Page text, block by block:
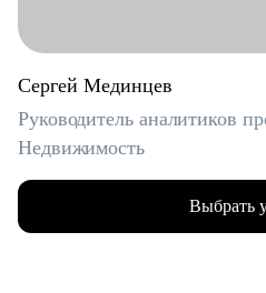
Сергей Мединцев
Руководитель аналитиков
Недвижимость
Выбрать